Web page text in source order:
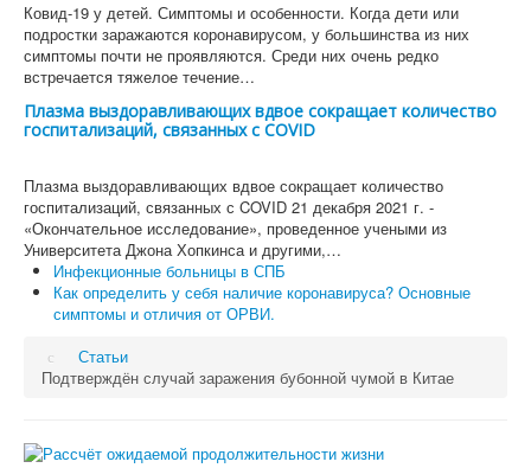
Ковид-19 у детей. Симптомы и особенности. Когда дети или
подростки заражаются коронавирусом, у большинства из них
симптомы почти не проявляются. Среди них очень редко
встречается тяжелое течение…
Плазма выздоравливающих вдвое сокращает количество
госпитализаций, связанных с COVID
Плазма выздоравливающих вдвое сокращает количество
госпитализаций, связанных с COVID 21 декабря 2021 г. -
«Окончательное исследование», проведенное учеными из
Университета Джона Хопкинса и другими,…
Инфекционные больницы в СПБ
Как определить у себя наличие коронавируса? Основные
симптомы и отличия от ОРВИ.
Статьи
Подтверждён случай заражения бубонной чумой в Китае